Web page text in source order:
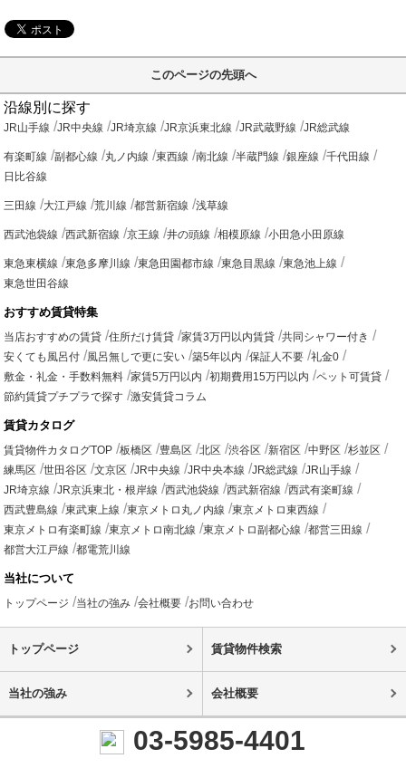
このページの先頭へ
沿線別に探す
JR山手線 JR中央線 JR埼京線 JR京浜東北線 JR武蔵野線 JR総武線
有楽町線 副都心線 丸ノ内線 東西線 南北線 半蔵門線 銀座線
千代田線
日比谷線
三田線 大江戸線 荒川線 都営新宿線 浅草線
西武池袋線 西武新宿線 京王線 井の頭線 相模原線 小田急小田原線
東急東横線 東急多摩川線 東急田園都市線 東急目黒線
東急池上線
東急世田谷線
おすすめ賃貸特集
当店おすすめの賃貸 住所だけ賃貸 家賃3万円以内賃貸
共同シャワー付き
安くても風呂付
風呂無しで更に安い 築5年以内 保証人不要
礼金0
敷金・礼金・手数料無料
家賃5万円以内 初期費用15万円以内
ペット可賃貸
節約賃貸プチプラで探す
激安賃貸コラム
賃貸カタログ
賃貸物件カタログTOP 板橋区 豊島区 北区 渋谷区 新宿区 中野区
杉並区
練馬区
世田谷区 文京区 JR中央線 JR中央本線 JR総武線
JR山手線
JR埼京線
JR京浜東北・根岸線 西武池袋線 西武新宿線
西武有楽町線
西武豊島線
東武東上線 東京メトロ丸ノ内線
東京メトロ東西線
東京メトロ有楽町線
東京メトロ南北線 東京メトロ副都心線
都営三田線
都営大江戸線
都電荒川線
当社について
トップページ 当社の強み 会社概要 お問い合わせ
トップページ 賃貸物件検索
当社の強み 会社概要
03-5985-4401